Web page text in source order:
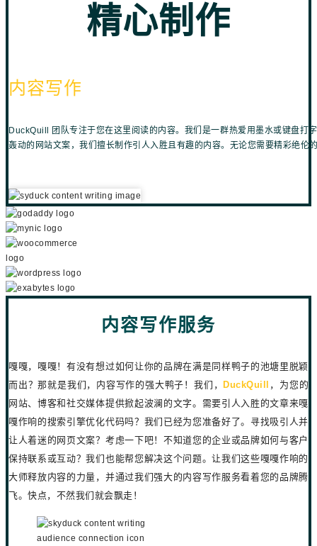
精心制作
内容写作
DuckQuill 团队专注于您在这里阅读的内容。我们是一群热爱用墨水或键盘打
轰动的网站文案，我们擅长制作引人入胜且有趣的内容。无论您需要精彩绝
内容写作服务
嘎嘎，嘎嘎！有没有想过如何让你的品牌在满是同样鸭子的池塘里脱颖
而出？那就是我们，内容写作的强大鸭子！我们，
DuckQuill
，为您的
网站、博客和社交媒体提供掀起波澜的文字。需要引人入胜的文章来嘎
嘎作响的搜索引擎优化代码吗？我们已经为您准备好了。寻找吸引人并
让人着迷的网页文案？考虑一下吧！不知道您的企业或品牌如何与客户
保持联系或互动？我们也能帮您解决这个问题。让我们这些嘎嘎作响的
大师释放内容的力量，并通过我们强大的内容写作服务看着您的品牌腾
飞。快点，不然我们就会飘走！